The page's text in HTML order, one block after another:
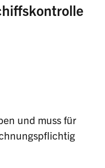
und muss für